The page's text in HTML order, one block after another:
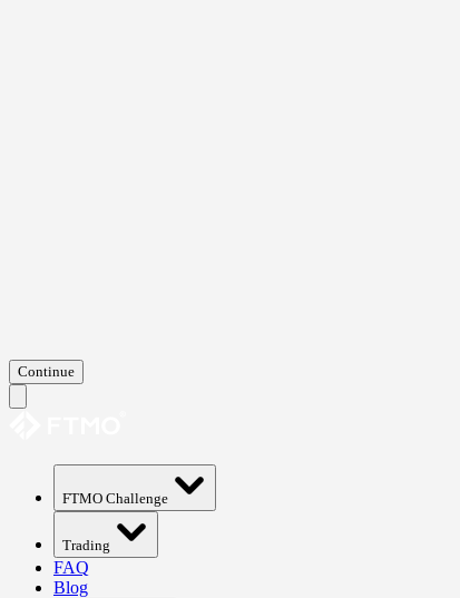
Continue
FTMO Challenge
Trading
FAQ
Blog